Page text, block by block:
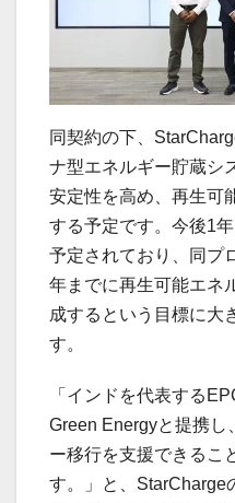
同契約の下、
ナ型エネルギー貯蔵シ
安定性を高め、再生可
する予定です。今後1
予定されており、同プ
年までに再生可能エネ
成するという目標に大
す。
「インドを代表する
Green Energyと提携し
ー移行を支援できるこ
す。」と、StarCharge